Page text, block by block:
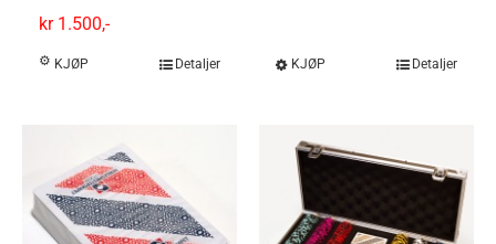
kr1.500,-
KJØP Detaljer KJØP
flere
Alternativene
kan
Detaljer